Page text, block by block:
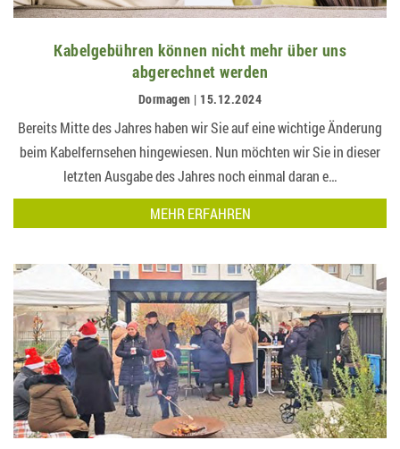
Kabelgebühren können nicht mehr über uns
abgerechnet werden
Dormagen | 15.12.2024
Bereits Mitte des Jahres haben wir Sie auf eine wichtige Änderung
beim Kabelfernsehen hingewiesen. Nun möchten wir Sie in dieser
letzten Ausgabe des Jahres noch einmal daran e…
MEHR ERFAHREN